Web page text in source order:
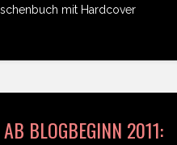
mit Hardcover
BLOGBEGINN 2011: